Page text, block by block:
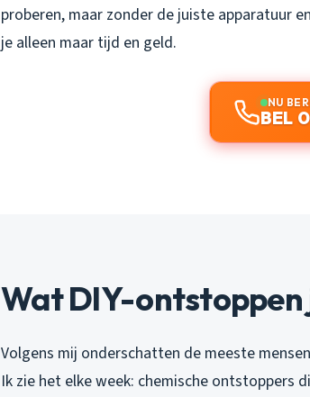
proberen, maar zonder de juiste apparatuur
je alleen maar tijd en geld.
NU
BEL
Wat DIY-ontstoppen
Volgens mij onderschatten de meeste
Ik zie het elke week: chemische ontstoppers